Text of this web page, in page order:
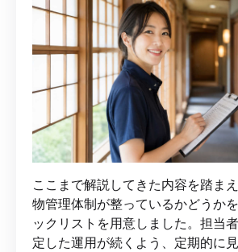
ここまで解説してきた内容を踏ま
物管理体制が整っているかどうか
ックリストを用意しました。担当
定した運用が続くよう、定期的に